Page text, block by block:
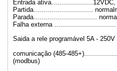
Entrada ativa.....................12VDC,
Partida..............................
Parada................................
Falha externa ...............................
Saida a rele programável 5A -
comunicação (485-
(modbus)